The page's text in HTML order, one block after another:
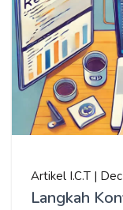
Artikel I.C.T |
Langkah